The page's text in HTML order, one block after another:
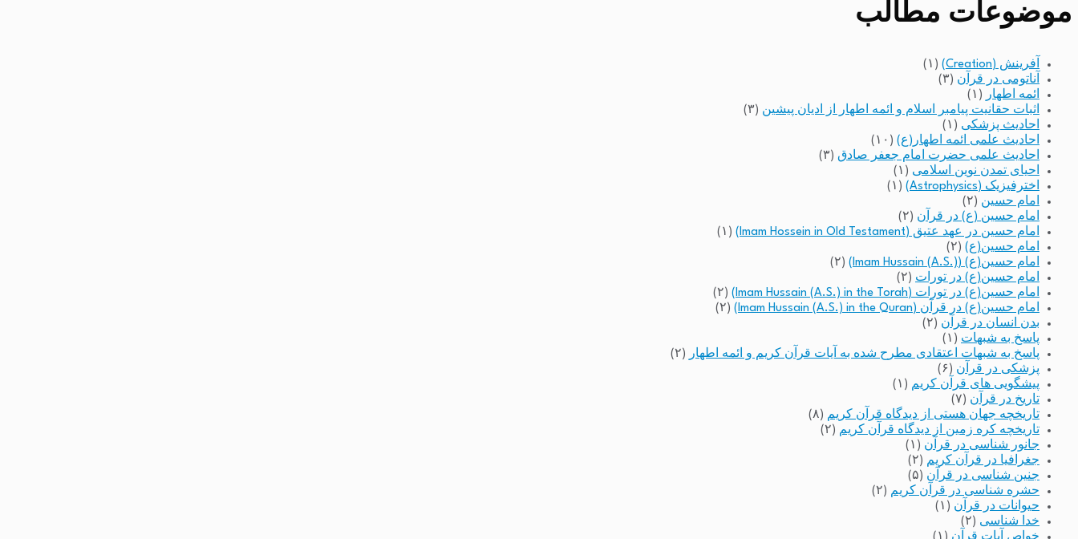
موضوعات مطالب
آفرینش (Creation)
(۱)
آناتومی در قرآن (۳)
ائمه اطهار
(۱)
اثبات حقانیت پیامبر اسلام و ائمه اطهار از ادیان پیشین (۳)
احادیث پزشکی (۱)
احادیث علمی ائمه اطهار(ع) (۱۰)
احادیث علمی حضرت امام جعفر صادق (۳)
احیای تمدن نوین اسلامی (۱)
اخترفیزیک (Astrophysics)
(۱)
امام حسین (۲)
امام حسین (ع) در قرآن (۲)
امام حسین در عهد عتیق (Imam Hossein in Old Testament)
(۱)
امام حسین(ع) (۲)
امام حسین(ع) (Imam Hussain (A.S.))
(۲)
امام حسین(ع) در تورات (۲)
امام حسین(ع) در تورات (Imam Hussain (A.S.) in the Torah)
(۲)
امام حسین(ع) در قرآن (Imam Hussain (A.S.) in the Quran)
(۲)
بدن انسان در قرآن (۲)
پاسخ به شبهات (۱)
پاسخ به شبهات اعتقادی مطرح شده به آیات قرآن کریم و ائمه اطهار
(۲)
پزشکی در قرآن (۶)
پیشگویی های قرآن کریم (۱)
تاریخ در قرآن (۷)
تاریخچه جهان هستی از دیدگاه قرآن کریم (۸)
تاریخچه کره زمین از دیدگاه قرآن کریم (۲)
جانور شناسی در قرآن (۱)
جغرافیا در قرآن کریم (۲)
جنین شناسی در قرآن (۵)
حشره شناسی در قرآن کریم (۲)
حیوانات در قرآن (۱)
خدا شناسی (۲)